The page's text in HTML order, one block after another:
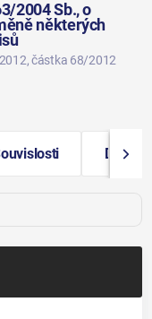
2004 Sb., o
některých
, částka 68/2012
Další